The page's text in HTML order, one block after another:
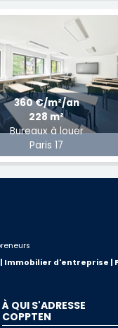
360 €/m²/an
228 m²
Bureaux à louer
Paris 17
Immobilier d'entreprise |
À QUI S'ADRESSE
COPPTEN